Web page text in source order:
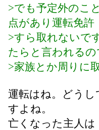
>でも予定外のこ
点があり運転免許
>すら取れないで
たらと言われるの
>家族とか周りに
運転はね。どう
すよね。
亡くなった主人は